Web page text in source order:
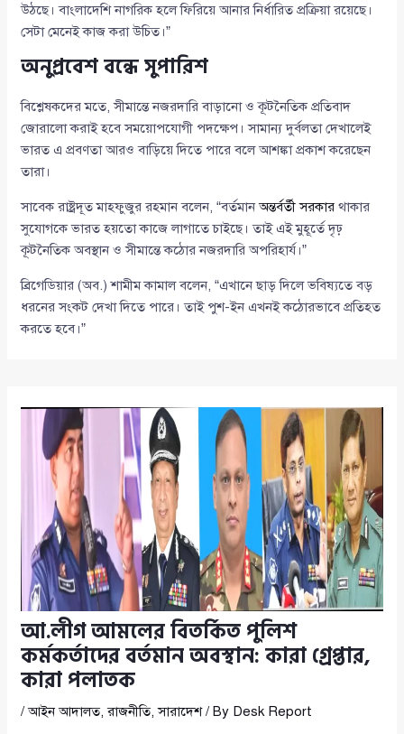
উঠছে। বাংলাদেশি নাগরিক হলে ফিরিয়ে আনার নির্ধারিত প্রক্রিয়া রয়েছে।
সেটা মেনেই কাজ করা উচিত।”
অনুপ্রবেশ বন্ধে সুপারিশ
বিশ্লেষকদের মতে, সীমান্তে নজরদারি বাড়ানো ও কূটনৈতিক প্রতিবাদ
জোরালো করাই হবে সময়োপযোগী পদক্ষেপ। সামান্য দুর্বলতা দেখালেই
ভারত এ প্রবণতা আরও বাড়িয়ে দিতে পারে বলে আশঙ্কা প্রকাশ করেছেন
তারা।
সাবেক রাষ্ট্রদূত মাহফুজুর রহমান বলেন, “বর্তমানঅন্তর্বর্তী সরকার থাকার
সুযোগকে ভারত হয়তো কাজে লাগাতে চাইছে। তাই এই মুহূর্তে দৃঢ়
কূটনৈতিক অবস্থান ও সীমান্তে কঠোর নজরদারি অপরিহার্য।”
ব্রিগেডিয়ার (অব.) শামীম কামাল বলেন, “এখানে ছাড় দিলে ভবিষ্যতে বড়
ধরনের সংকট দেখা দিতে পারে। তাই পুশ-ইন এখনই কঠোরভাবে প্রতিহত
করতে হবে।”
আ.লীগ আমলের বিতর্কিত পুলিশ
কর্মকর্তাদের বর্তমান অবস্থান: কারা গ্রেপ্তার,
কারা পলাতক
/আইন আদালত,রাজনীতি,সারাদেশ/ By Desk Report